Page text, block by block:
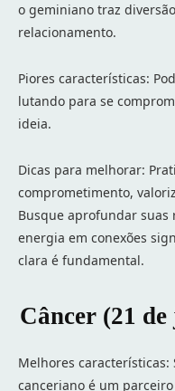
o geminiano traz
relacionamento.
Piores características:
lutando para se
ideia.
Dicas para melhorar:
comprometimento,
Busque aprofundar suas
energia em conexões
clara é fundamental.
Câncer (21
Melhores
canceriano é um